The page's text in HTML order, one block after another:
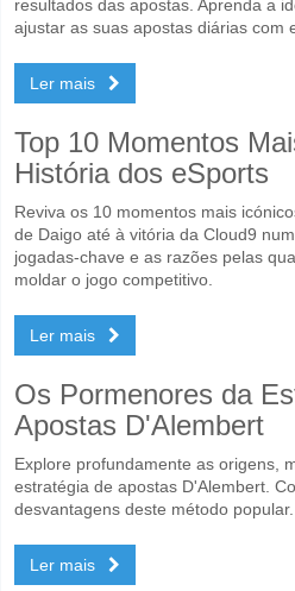
resultados das apostas. Aprenda a
ajustar as suas apostas diárias com
Ler mais
Top 10 Momentos
História dos eSports
Reviva os 10 momentos mais
de Daigo até à vitória da Cloud9
jogadas-chave e as razões pelas
moldar o jogo competitivo.
Ler mais
Os Pormenores da
Apostas D'Alembert
Explore profundamente as origens,
estratégia de apostas D'Alembert.
desvantagens deste método popular.
Ler mais